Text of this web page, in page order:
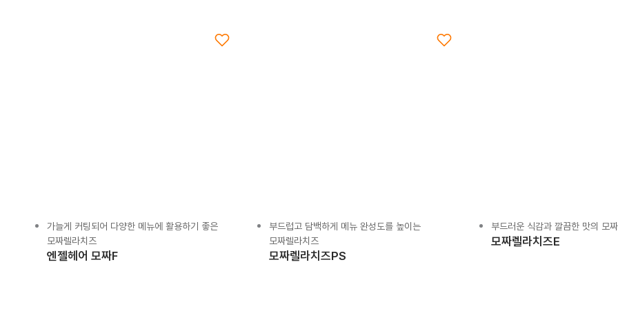
가늘게 커팅되어 다양한 메뉴에 활용하기 좋은
모짜렐라치즈
엔젤헤어 모짜F
부드럽고 담백하게 메뉴 완성도를 높이는
모짜렐라치즈
모짜렐라치즈PS
부드러운 식감과 깔끔한 맛의 모
모짜렐라치즈E